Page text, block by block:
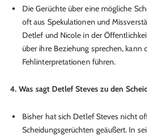
Die Gerüchte über eine mögliche
oft aus Spekulationen und
Detlef und Nicole in der
über ihre Beziehung sprechen, kann
Fehlinterpretationen führen.
4. Was sagt Detlef Steves zu den
Bisher hat sich Detlef Steves nicht
Scheidungsgerüchten geäußert. In